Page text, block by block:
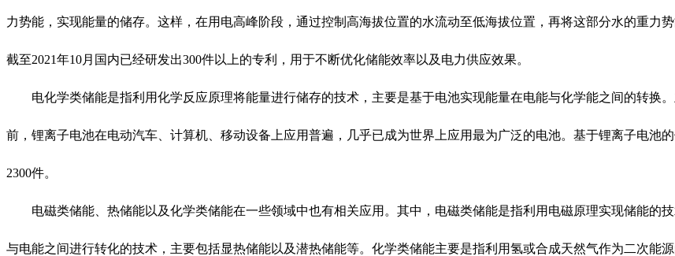
力势能，实现能量的储存。这样，在用电高峰阶段，通过控制高海拔位置的水流动至低海拔位置，再将这部分水的重力
截至2021年10月国内已经研发出300件以上的专利，用于不断优化储能效率以及电力供应效果。
电化学类储能是指利用化学反应原理将能量进行储存的技术，主要是基于电池实现能量在电能与化学能之间的转换
前，锂离子电池在电动汽车、计算机、移动设备上应用普遍，几乎已成为世界上应用最为广泛的电池。基于锂离子电池
2300件。
电磁类储能、热储能以及化学类储能在一些领域中也有相关应用。其中，电磁类储能是指利用电磁原理实现储能的
与电能之间进行转化的技术，主要包括显热储能以及潜热储能等。化学类储能主要是指利用氢或合成天然气作为二次能